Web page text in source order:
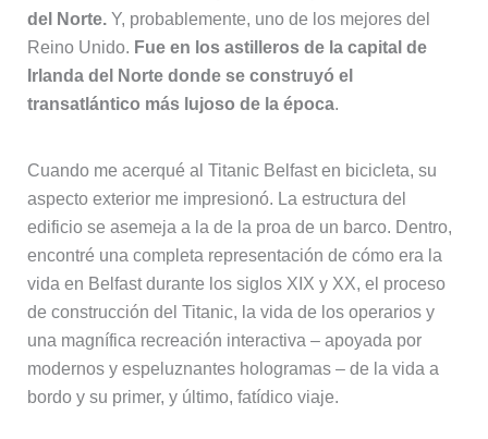
del Norte.Y, probablemente, uno de los mejores del
Reino Unido. Fue en los astilleros de la capital de
Irlanda del Norte donde se construyó el
transatlántico más lujoso de la época.
Cuando me acerqué al Titanic Belfast en bicicleta, su
aspecto exterior me impresionó. La estructura del
edificio se asemeja a la de la proa de un barco. Dentro,
encontré una completa representación de cómo era la
vida en Belfast durante los siglos XIX y XX, el proceso
de construcción del Titanic, la vida de los operarios y
una magnífica recreación interactiva – apoyada por
modernos y espeluznantes hologramas – de la vida a
bordo y su primer, y último, fatídico viaje.